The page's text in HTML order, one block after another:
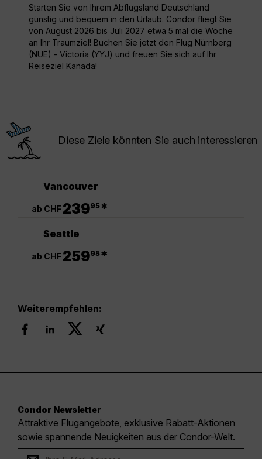
Starten Sie von Ihrem Abflugsland Deutschland
günstig und bequem in den Urlaub. Condor fliegt Sie
von August 2026 bis Juli 2027 etwa 5 mal die Woche
an Ihr Traumziel! Buchen Sie jetzt den Flug Nürnberg
(NUE) - Victoria (YYJ) und freuen Sie sich auf Ihr
Reiseziel Kanada!
Diese Ziele könnten Sie auch interessieren
Vancouver
ab CHF23995*
Seattle
ab CHF25995*
Weiterempfehlen:
Condor Newsletter
Attraktive Flugangebote, exklusive Rabatt-Aktionen
sowie spannende Neuigkeiten aus der Condor-Welt.